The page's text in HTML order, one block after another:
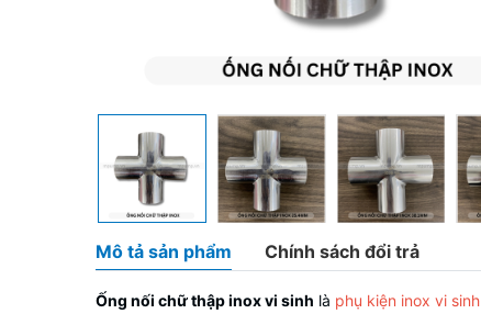
Mô tả sản phẩm Chính sách đổi trả
Ống nối chữ thập inox vi sinh là phụ kiện inox vi sinh